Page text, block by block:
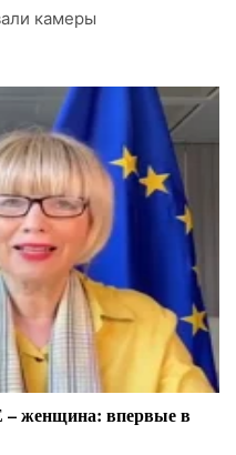
камеры
– женщина: впервые в